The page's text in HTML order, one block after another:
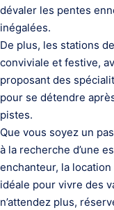
dévaler les pentes
inégalées.
De plus, les stations
conviviale et festive,
proposant des
pour se détendre
pistes.
Que vous soyez un
à la recherche d’une
enchanteur, la
idéale pour vivre des
n’attendez plus,